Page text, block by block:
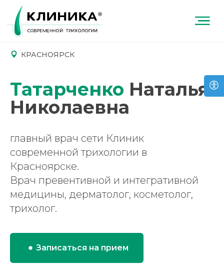
КРАСНОЯРСК
Татарченко Наталья
Николаевна
главный врач сети Клиник
современной трихологии в
Красноярске.
Врач превентивной и интегративной
медицины, дерматолог, косметолог,
трихолог.
Записаться на прием